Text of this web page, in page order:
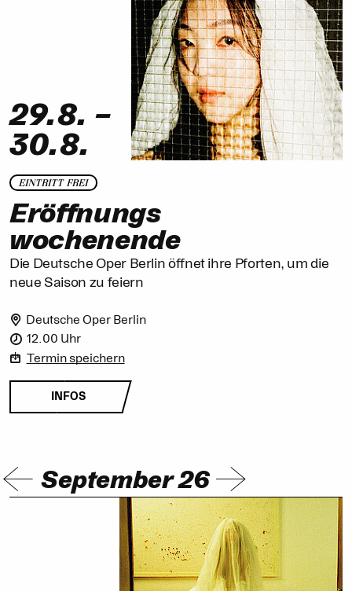
Deutsche Oper Berlin
12.00 Uhr
Termin speichern
INFOS
EINTRITT FREI
Eröffnungs
wochenende
Die Deutsche Oper Berlin öffnet ihre Pforten, um die
neue Saison zu feiern
29.8. –
30.8.
September 26